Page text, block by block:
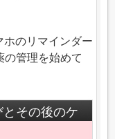
のリマインダー
の管理を始めて
その後のケ